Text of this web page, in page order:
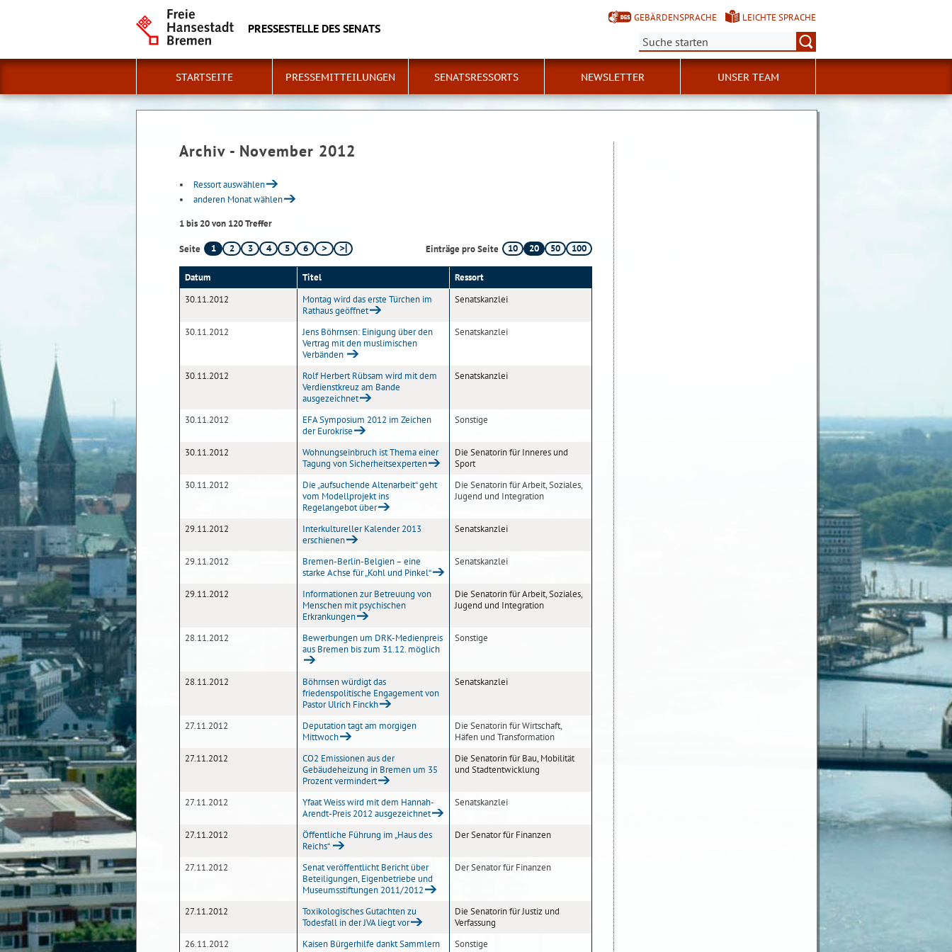
PRESSESTELLE DES SENATS
GEBÄRDENSPRACHE
LEICHTE SPRACHE
Suche:
STARTSEITE PRESSEMITTEILUNGEN SENATSRESSORTS NEWSLETTER UNSER TEAM
Archiv - November 2012
Ressort auswählen
anderen Monat wählen
1 bis 20 von 120 Treffer
Seite 1 2 3 4 5 6 Einträge pro Seite 10 20 50 100
Datum Titel
Ressort
30.11.2012
Montag wird das erste Türchen im
Rathaus geöffnet
Senatskanzlei
30.11.2012
Jens Böhrnsen: Einigung über den
Vertrag mit den muslimischen
Verbänden
Senatskanzlei
30.11.2012
Rolf Herbert Rübsam wird mit dem
Verdienstkreuz am Bande
ausgezeichnet
Senatskanzlei
30.11.2012
EFA Symposium 2012 im Zeichen
der Eurokrise
Sonstige
30.11.2012
Wohnungseinbruch ist Thema einer
Tagung von Sicherheitsexperten
Die Senatorin für Inneres und
Sport
30.11.2012
Die „aufsuchende Altenarbeit“ geht
vom Modellprojekt ins
Regelangebot über
Die Senatorin für Arbeit, Soziales,
Jugend und Integration
29.11.2012
Interkultureller Kalender 2013
erschienen
Senatskanzlei
29.11.2012
Bremen-Berlin-Belgien – eine
starke Achse für „Kohl und Pinkel“
Senatskanzlei
29.11.2012
Informationen zur Betreuung von
Menschen mit psychischen
Erkrankungen
Die Senatorin für Arbeit, Soziales,
Jugend und Integration
28.11.2012
Bewerbungen um DRK-Medienpreis
aus Bremen bis zum 31.12. möglich
Sonstige
28.11.2012
Böhrnsen würdigt das
friedenspolitische Engagement von
Pastor Ulrich Finckh
Senatskanzlei
27.11.2012
Deputation tagt am morgigen
Mittwoch
Die Senatorin für Wirtschaft,
Häfen und Transformation
27.11.2012
CO2 Emissionen aus der
Gebäudeheizung in Bremen um 35
Prozent vermindert
Die Senatorin für Bau, Mobilität
und Stadtentwicklung
27.11.2012
Yfaat Weiss wird mit dem Hannah-
Arendt-Preis 2012 ausgezeichnet
Senatskanzlei
27.11.2012
Öffentliche Führung im „Haus des
Reichs“
Der Senator für Finanzen
27.11.2012
Senat veröffentlicht Bericht über
Beteiligungen, Eigenbetriebe und
Museumsstiftungen 2011/2012
Der Senator für Finanzen
27.11.2012
Toxikologisches Gutachten zu
Todesfall in der JVA liegt vor
Die Senatorin für Justiz und
Verfassung
26.11.2012
Kaisen Bürgerhilfe dankt Sammlern
Sonstige